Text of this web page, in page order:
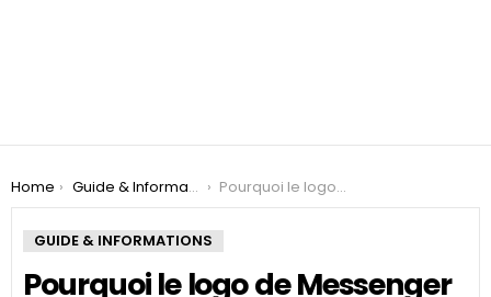
You are here:
Home Guide & Informations Pourquoi le logo de Messenger ?
GUIDE & INFORMATIONS
Pourquoi le logo de Messenger